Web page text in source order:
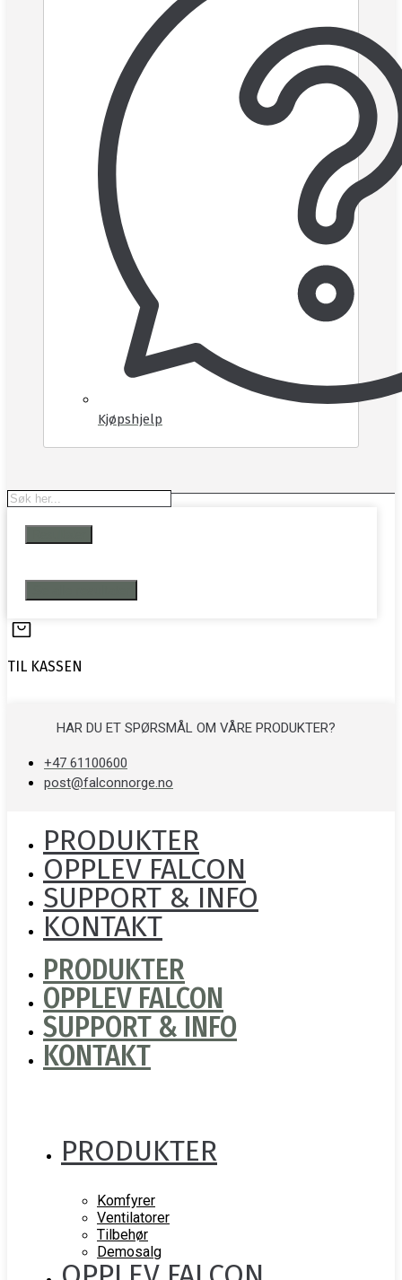
Kjøpshjelp
Search
TIL KASSEN
HAR DU ET SPØRSMÅL OM VÅRE PRODUKTER?
+47 61100600
post@falconnorge.no
PRODUKTER
OPPLEV FALCON
SUPPORT & INFO
KONTAKT
PRODUKTER
OPPLEV FALCON
SUPPORT & INFO
KONTAKT
PRODUKTER
Komfyrer
Ventilatorer
Tilbehør
Demosalg